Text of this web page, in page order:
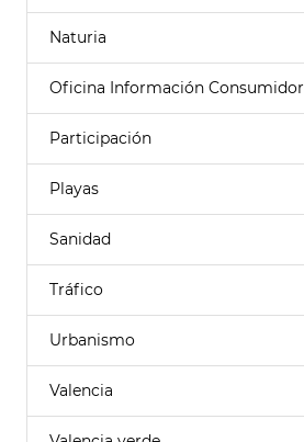
Naturia
Oficina Información Consumidor
Participación
Playas
Sanidad
Tráfico
Urbanismo
Valencia